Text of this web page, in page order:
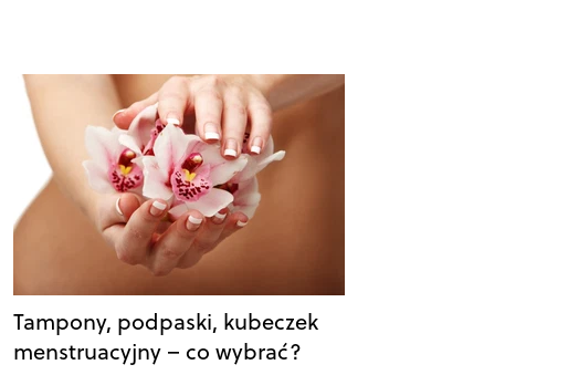
Tampony, podpaski, kubeczek
menstruacyjny – co wybrać?